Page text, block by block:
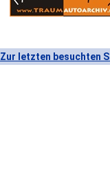
Zur letzten besuchten